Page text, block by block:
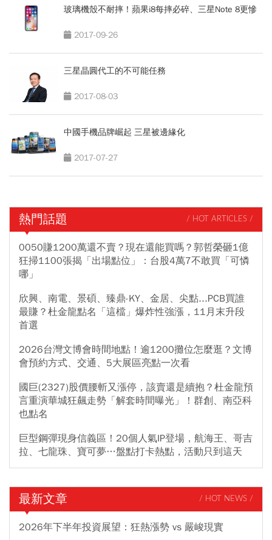
玻璃機殼不耐摔！蘋果i8每摔必碎、三星Note 8更慘
2017-09-26
三星晶圓代工的不可能任務
2017-08-03
中國手機品牌崛起 三星被邊緣化
2017-07-27
熱門話題 / HOT ARTICLES /
0050賺1200萬還不賣？現在還能買嗎？郭哲榮砸1億
狂掃1100張揭「出場點位」：台股4萬7不敢買「可憐
哪」
欣興、南電、景碩、臻鼎-KY、金居、尖點...PCB買誰
最賺？杜金龍點名「這檔」爆炸性強漲，11月末升段
首選
2026台灣文博會時間地點！逾1200攤位怎麼逛？文博
會預約方式、交通、5大展區亮點一次看
國巨(2327)股價腰斬又漲停，該賣還是續抱？杜金龍預
言重演華城狂飆走勢「解套時間曝光」！群創、南亞科
也點名
巨型鋼彈現身信義區！20個人氣IP登場，航海王、哥吉
拉、七龍珠、寶可夢…盤點打卡熱點，活動只到這天
最新文章 / HOT NEWS /
2026年下半年投資展望：狂熱漲勢 vs 嚴峻現實